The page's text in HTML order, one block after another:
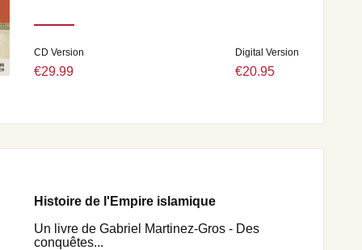
CD Version
€29.99
Digital Version
€20.95
Histoire de l'Empire islamique
Un livre de Gabriel Martinez-Gros - Des
conquêtes...